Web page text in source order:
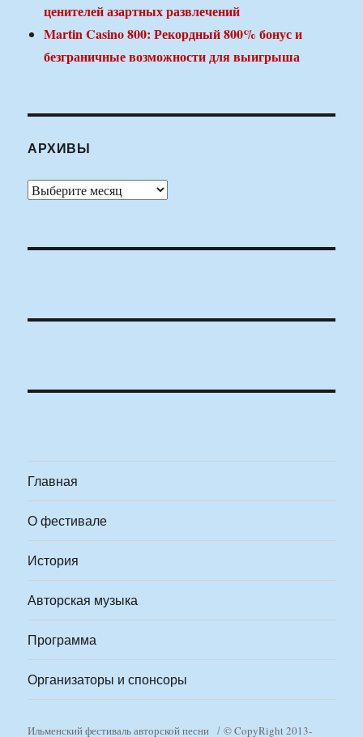
ценителей азартных развлечений
Martin Casino 800: Рекордный 800% бонус и
безграничные возможности для выигрыша
АРХИВЫ
Архивы
Главная
О фестивале
История
Авторская музыка
Программа
Организаторы и спонсоры
Ильменский фестиваль авторской песни © CopyRight 2013-